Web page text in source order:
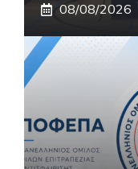
08/08/2026